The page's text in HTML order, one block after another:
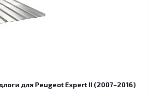
для Peugeot Expert II (2007–2016)